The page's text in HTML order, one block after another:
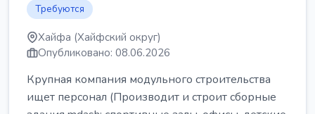
Требуются
Хайфа (Хайфский округ)
Опубликовано: 08.06.2026
Крупная компания модульного строительства
ищет персонал (Производит и строит сборные